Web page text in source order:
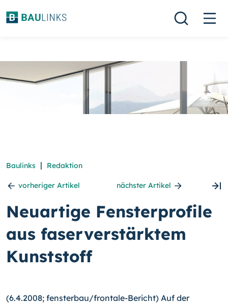
Baulinks | Redaktion
vorheriger Artikel nächster Artikel
Neuartige Fensterprofile
aus faserverstärktem
Kunststoff
(6.4.2008; fensterbau/frontale-Bericht) Auf der